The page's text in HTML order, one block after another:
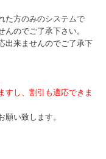
た方のみのシステムで
のでご了承下さい。
出来ませんのでご了承下
すし、割引も適応できま
い致します。